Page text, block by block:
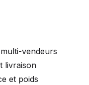
vendeurs
livraison
et poids